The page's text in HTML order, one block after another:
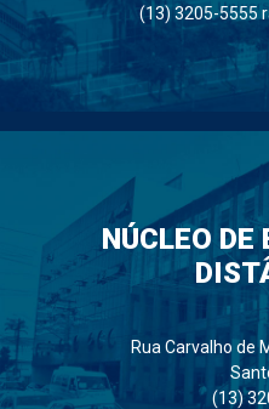
(13) 3205-5555
NÚCLEO DE
Rua Carvalho de
(13)